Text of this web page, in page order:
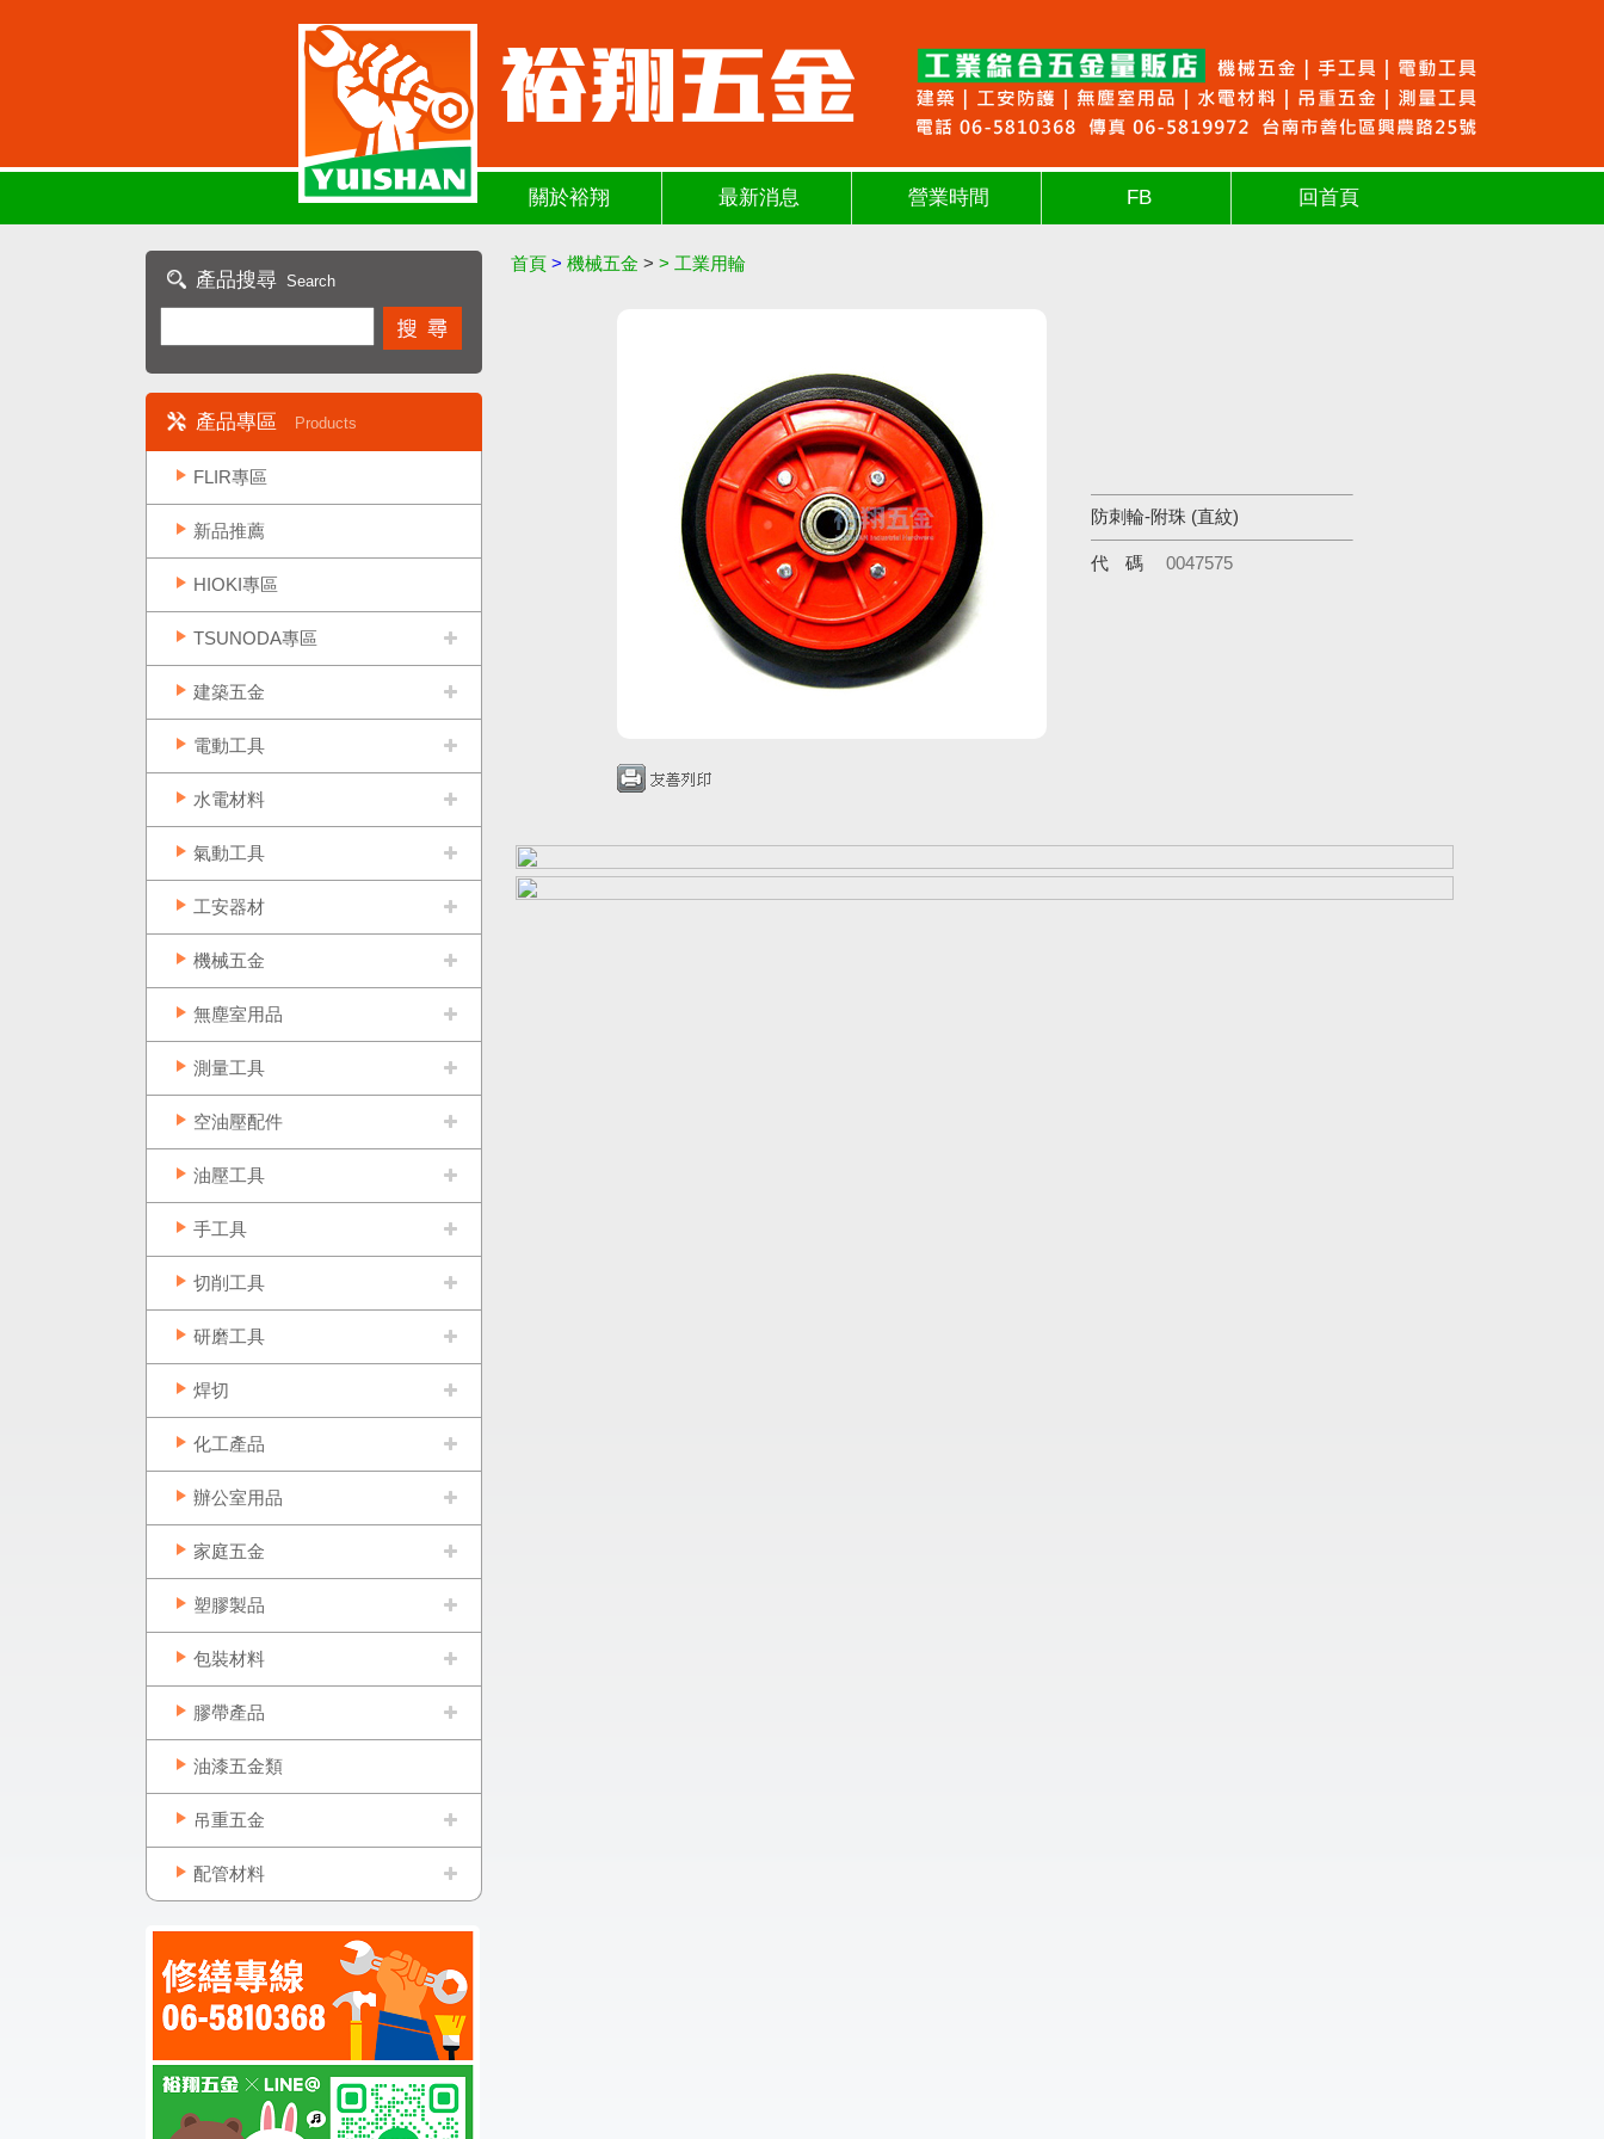
關於裕翔 最新消息 營業時間 FB 回首頁
產品搜尋 Search
產品專區 Products
FLIR專區
新品推薦
HIOKI專區
TSUNODA專區
建築五金
電動工具
水電材料
氣動工具
工安器材
機械五金
無塵室用品
測量工具
空油壓配件
油壓工具
手工具
切削工具
研磨工具
焊切
化工產品
辦公室用品
家庭五金
塑膠製品
包裝材料
膠帶產品
油漆五金類
吊重五金
配管材料
首頁 > 機械五金 > > 工業用輪
防刺輪-附珠 (直紋)
代碼 0047575